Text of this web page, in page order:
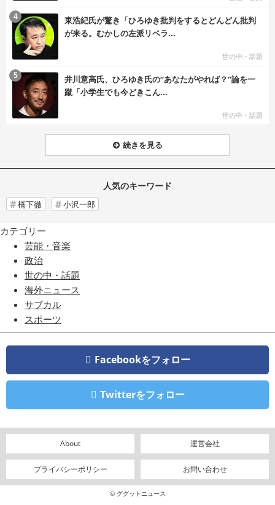
東浩紀氏が驚き「ひろゆき批判をするとどんどん批判
が来る。むかしの左派リベラ...
世の中・話題
4
井川意高氏、ひろゆき氏の“あなたがやれば？”論を一
蹴「小学生でも今どきこん...
世の中・話題
5
続きを見る
人気のキーワード
橋下徹 小沢一郎
カテゴリー
芸能・音楽
政治
世の中・話題
海外ニュース
サブカル
スポーツ
Facebookをフォロー
Twitterをフォロー
About 運営会社
プライバシーポリシー お問い合わせ
© ググットニュース